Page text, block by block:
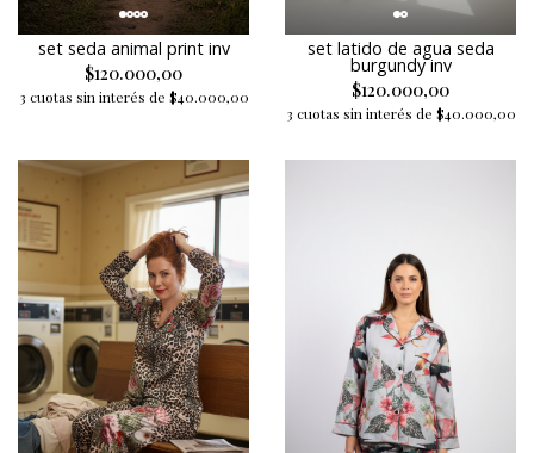
set seda animal print inv
$120.000,00
3 cuotas sin interés de $40.000,00
set latido de agua seda
burgundy inv
$120.000,00
3 cuotas sin interés de $40.000,00